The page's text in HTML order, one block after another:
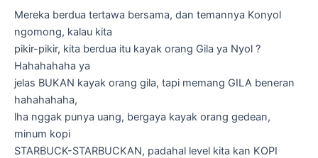
Mereka berdua tertawa bersama, dan temannya Konyol
ngomong, kalau kita
pikir-pikir, kita berdua itu kayak orang Gila ya Nyol ?
Hahahahaha ya
jelas BUKAN kayak orang gila, tapi memang GILA beneran
hahahahaha,
lha nggak punya uang, bergaya kayak orang gedean,
minum kopi
STARBUCK-STARBUCKAN, padahal level kita kan KOPI